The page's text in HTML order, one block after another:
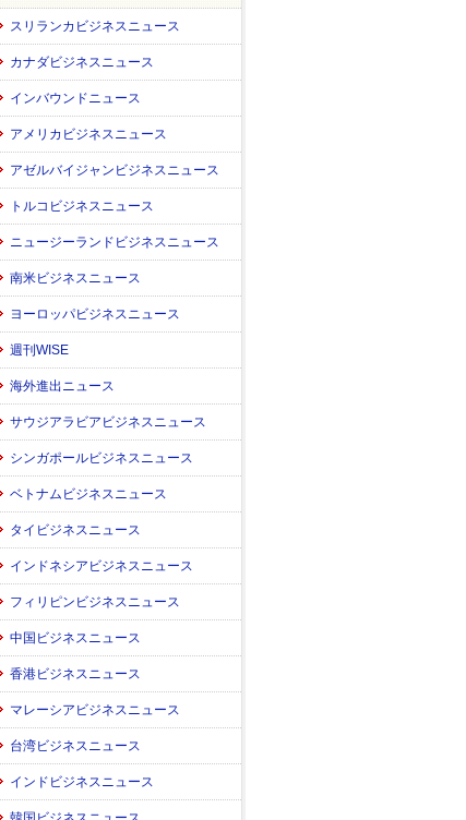
スリランカビジネスニュース
カナダビジネスニュース
インバウンドニュース
アメリカビジネスニュース
アゼルバイジャンビジネスニュース
トルコビジネスニュース
ニュージーランドビジネスニュース
南米ビジネスニュース
ヨーロッパビジネスニュース
週刊WISE
海外進出ニュース
サウジアラビアビジネスニュース
シンガポールビジネスニュース
ベトナムビジネスニュース
タイビジネスニュース
インドネシアビジネスニュース
フィリピンビジネスニュース
中国ビジネスニュース
香港ビジネスニュース
マレーシアビジネスニュース
台湾ビジネスニュース
インドビジネスニュース